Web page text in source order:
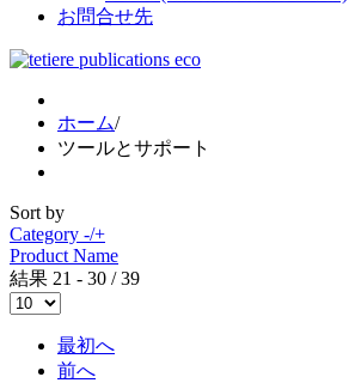
お問合せ先
ホーム/
ツールとサポート
Sort by
Category -/+
Product Name
結果 21 - 30 / 39
最初へ
前へ